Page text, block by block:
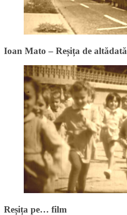
Ioan Mato – Reșița de altădată
Reșița pe… film